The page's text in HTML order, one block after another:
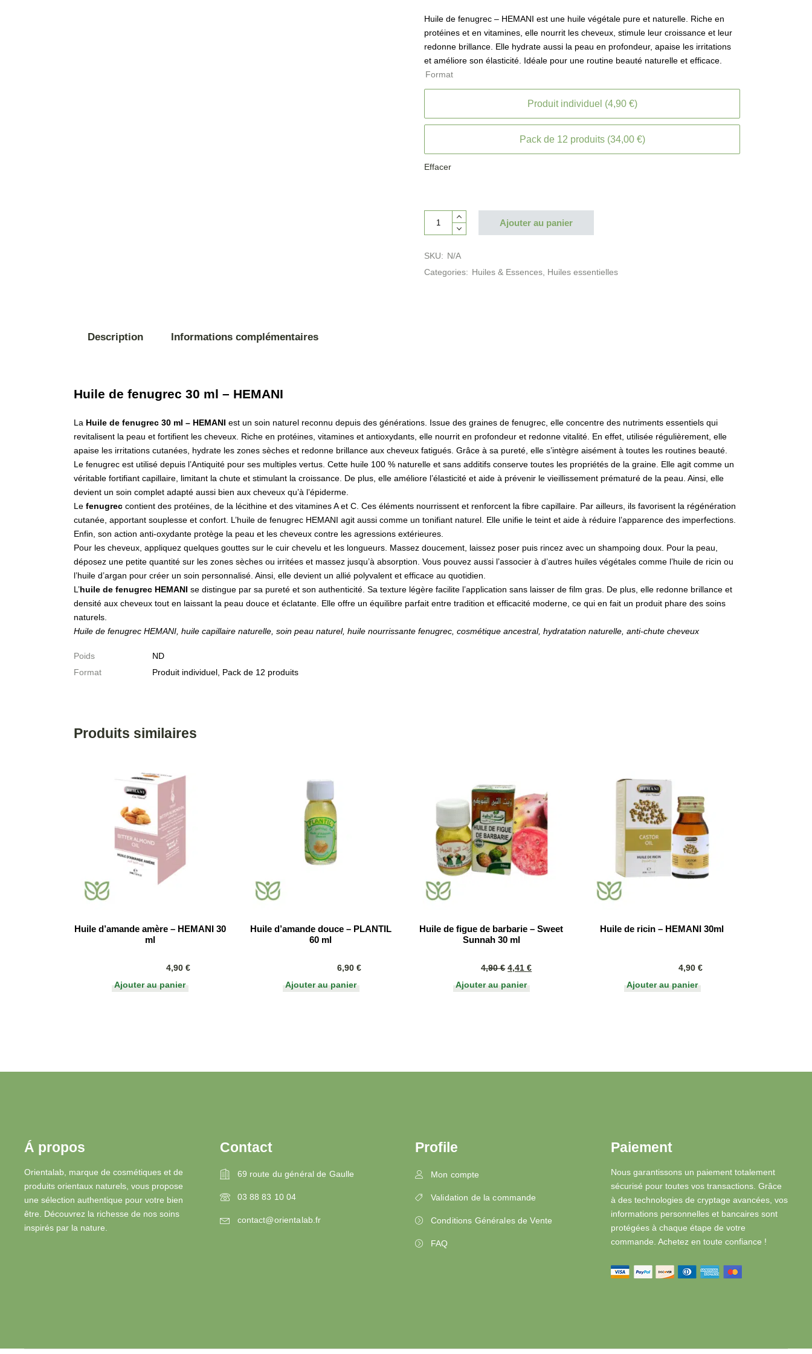
Huile de fenugrec – HEMANI est une huile végétale pure et naturelle. Riche en
protéines et en vitamines, elle nourrit les cheveux, stimule leur croissance et leur
redonne brillance. Elle hydrate aussi la peau en profondeur, apaise les irritations
et améliore son élasticité. Idéale pour une routine beauté naturelle et efficace.
Format
Produit individuel (4,90 €)
Pack de 12 produits (34,00 €)
Effacer
Ajouter au panier
SKU: N/A
Categories: Huiles & Essences Huiles essentielles
Description Informations complémentaires
Huile de fenugrec 30 ml – HEMANI
La Huile de fenugrec 30 ml – HEMANI est un soin naturel reconnu depuis des générations. Issue des graines de fenugrec, elle concentre des nutriments essentiels qui
revitalisent la peau et fortifient les cheveux. Riche en protéines, vitamines et antioxydants, elle nourrit en profondeur et redonne vitalité. En effet, utilisée régulièrement, elle
apaise les irritations cutanées, hydrate les zones sèches et redonne brillance aux cheveux fatigués. Grâce à sa pureté, elle s’intègre aisément à toutes les routines beauté.
Le fenugrec est utilisé depuis l’Antiquité pour ses multiples vertus. Cette huile 100 % naturelle et sans additifs conserve toutes les propriétés de la graine. Elle agit comme un
véritable fortifiant capillaire, limitant la chute et stimulant la croissance. De plus, elle améliore l’élasticité et aide à prévenir le vieillissement prématuré de la peau. Ainsi, elle
devient un soin complet adapté aussi bien aux cheveux qu’à l’épiderme.
Le fenugrec contient des protéines, de la lécithine et des vitamines A et C. Ces éléments nourrissent et renforcent la fibre capillaire. Par ailleurs, ils favorisent la régénération
cutanée, apportant souplesse et confort. L’huile de fenugrec HEMANI agit aussi comme un tonifiant naturel. Elle unifie le teint et aide à réduire l’apparence des imperfections.
Enfin, son action anti-oxydante protège la peau et les cheveux contre les agressions extérieures.
Pour les cheveux, appliquez quelques gouttes sur le cuir chevelu et les longueurs. Massez doucement, laissez poser puis rincez avec un shampoing doux. Pour la peau,
déposez une petite quantité sur les zones sèches ou irritées et massez jusqu’à absorption. Vous pouvez aussi l’associer à d’autres huiles végétales comme l’huile de ricin ou
l’huile d’argan pour créer un soin personnalisé. Ainsi, elle devient un allié polyvalent et efficace au quotidien.
L’huile de fenugrec HEMANI se distingue par sa pureté et son authenticité. Sa texture légère facilite l’application sans laisser de film gras. De plus, elle redonne brillance et
densité aux cheveux tout en laissant la peau douce et éclatante. Elle offre un équilibre parfait entre tradition et efficacité moderne, ce qui en fait un produit phare des soins
naturels.
Huile de fenugrec HEMANI, huile capillaire naturelle, soin peau naturel, huile nourrissante fenugrec, cosmétique ancestral, hydratation naturelle, anti-chute cheveux
Poids
ND
Format
Produit individuel, Pack de 12 produits
Produits similaires
Huile d’amande amère – HEMANI 30
ml
4,90€
Ajouter au panier
Huile d’amande douce – PLANTIL
60 ml
6,90 €
Ajouter au panier
Huile de figue de barbarie – Sweet
Sunnah 30 ml
4,90€ 4,41€
Ajouter au panier
Huile de ricin – HEMANI 30ml
4,90 €
Ajouter au panier
Á propos
Orientalab, marque de cosmétiques et de
produits orientaux naturels, vous propose
une sélection authentique pour votre bien
être. Découvrez la richesse de nos soins
inspirés par la nature.
Contact
69 route du général de Gaulle
03 88 83 10 04
contact@orientalab.fr
Profile
Mon compte
Validation de la commande
Conditions Générales de Vente
FAQ
Paiement
Nous garantissons un paiement totalement
sécurisé pour toutes vos transactions. Grâce
à des technologies de cryptage avancées, vos
informations personnelles et bancaires sont
protégées à chaque étape de votre
commande. Achetez en toute confiance !